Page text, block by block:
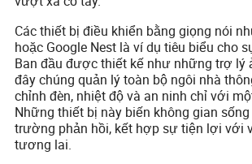
Các thiết bị điều khiển bằng giọng nói
hoặc Google Nest là ví dụ tiêu biểu cho
Ban đầu được thiết kế như những trợ lý
đây chúng quản lý toàn bộ ngôi nhà
chỉnh đèn, nhiệt độ và an ninh chỉ với
Những thiết bị này biến không gian
trường phản hồi, kết hợp sự tiện lợi với
tương lai.